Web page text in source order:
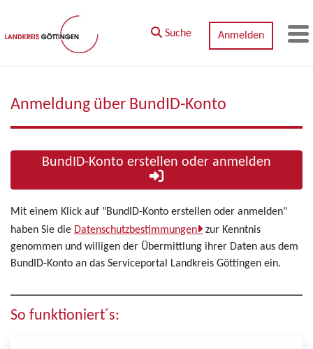
Zum Hauptinhalt springen
Suche
Anmelden
Anmeldung über BundID-Konto
Mit einem Klick auf "BundID-Konto erstellen oder anmelden"
haben Sie die Datenschutzbestimmungen
zur Kenntnis
genommen und willigen der Übermittlung ihrer Daten aus dem
BundID-Konto an das Serviceportal Landkreis Göttingen ein.
So funktioniert´s: